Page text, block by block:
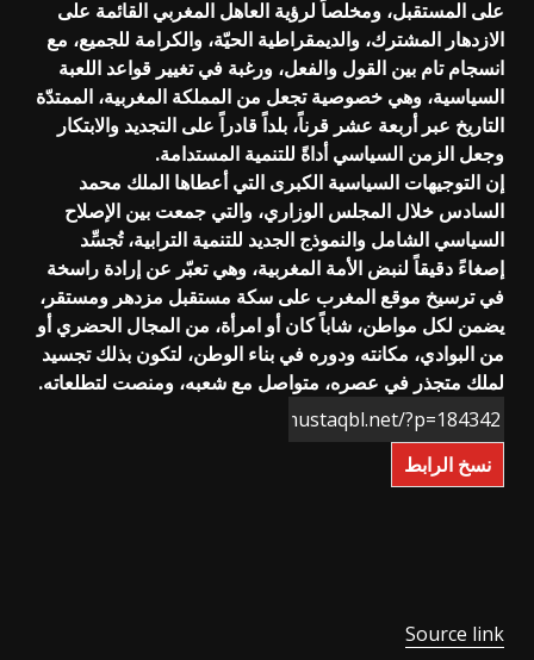
على المستقبل، ومخلصاً لرؤية العاهل المغربي القائمة على
الازدهار المشترك، والديمقراطية الحيّة، والكرامة للجميع، مع
انسجام تام بين القول والفعل، ورغبة في تغيير قواعد اللعبة
السياسية، وهي خصوصية تجعل من المملكة المغربية، الممتدّة
التاريخ عبر أربعة عشر قرناً، بلداً قادراً على التجديد والابتكار
وجعل الزمن السياسي أداةً للتنمية المستدامة.
‏‎إن التوجيهات السياسية الكبرى التي أعطاها الملك محمد
السادس خلال المجلس الوزاري، والتي جمعت بين الإصلاح
السياسي الشامل والنموذج الجديد للتنمية الترابية، تُجسِّد
إصغاءً دقيقاً لنبض الأمة المغربية، وهي تعبّر عن إرادة راسخة
في ترسيخ موقع المغرب على سكة مستقبل مزدهر ومستقر،
يضمن لكل مواطن، شاباً كان أو امرأة، من المجال الحضري أو
من البوادي، مكانته ودوره في بناء الوطن، لتكون بذلك تجسيد
لملك متجذر في عصره، متواصل مع شعبه، ومنصت لتطلعاته.
نسخ الرابط
Source link